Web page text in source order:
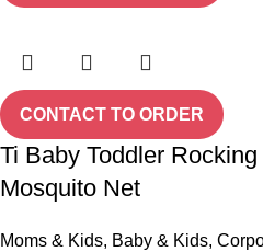
CONTACT TO ORDER
Ti Baby Toddler
Mosquito Net
Moms & Kids, Baby & Kids,